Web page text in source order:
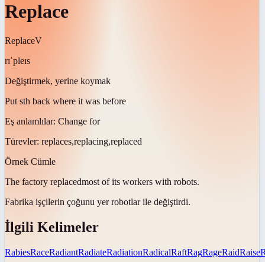
Replace
ReplaceV
rɪˈpleɪs
Değiştirmek, yerine koymak
Put sth back where it was before
Eş anlamlılar: Change for
Türevler: replaces,replacing,replaced
Örnek Cümle
The factory replacedmost of its workers with robots.
Fabrika işçilerin çoğunu yer robotlar ile değiştirdi.
İlgili Kelimeler
RabiesRaceRadiantRadiateRadiationRadicalRaftRagRageRaidRaise